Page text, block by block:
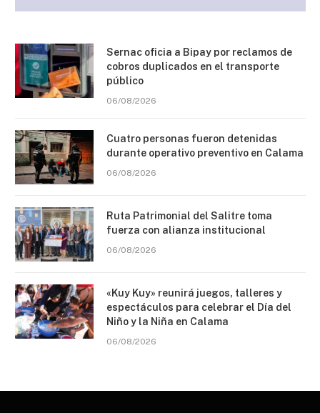
Sernac oficia a Bipay por reclamos de
cobros duplicados en el transporte
público
06/08/2026
Cuatro personas fueron detenidas
durante operativo preventivo en Calama
06/08/2026
Ruta Patrimonial del Salitre toma
fuerza con alianza institucional
06/08/2026
«Kuy Kuy» reunirá juegos, talleres y
espectáculos para celebrar el Día del
Niño y la Niña en Calama
06/08/2026